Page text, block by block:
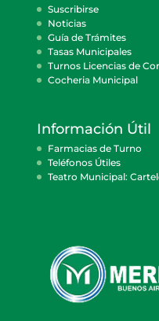
Suscribirse
Noticias
Guía de Trámites
Tasas Municipales
Turnos Licencias de
Cocheria Municipal
Información Útil
Farmacias de Turno
Teléfonos Útiles
Teatro Municipal: